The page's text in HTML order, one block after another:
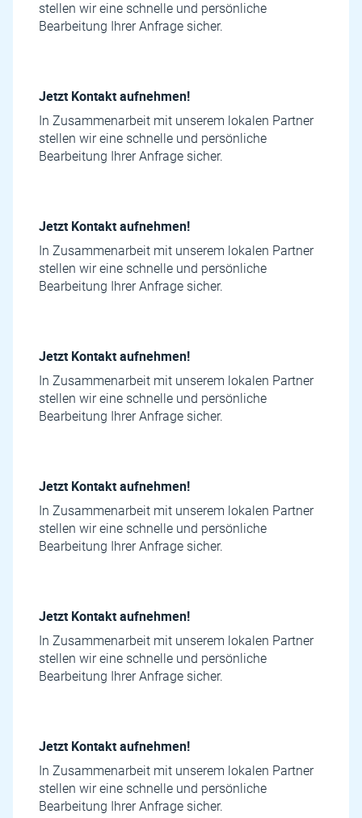
stellen wir eine schnelle und persönliche
Bearbeitung Ihrer Anfrage sicher.
Jetzt Kontakt aufnehmen!
In Zusammenarbeit mit unserem lokalen Partner
stellen wir eine schnelle und persönliche
Bearbeitung Ihrer Anfrage sicher.
Jetzt Kontakt aufnehmen!
In Zusammenarbeit mit unserem lokalen Partner
stellen wir eine schnelle und persönliche
Bearbeitung Ihrer Anfrage sicher.
Jetzt Kontakt aufnehmen!
In Zusammenarbeit mit unserem lokalen Partner
stellen wir eine schnelle und persönliche
Bearbeitung Ihrer Anfrage sicher.
Jetzt Kontakt aufnehmen!
In Zusammenarbeit mit unserem lokalen Partner
stellen wir eine schnelle und persönliche
Bearbeitung Ihrer Anfrage sicher.
Jetzt Kontakt aufnehmen!
In Zusammenarbeit mit unserem lokalen Partner
stellen wir eine schnelle und persönliche
Bearbeitung Ihrer Anfrage sicher.
Jetzt Kontakt aufnehmen!
In Zusammenarbeit mit unserem lokalen Partner
stellen wir eine schnelle und persönliche
Bearbeitung Ihrer Anfrage sicher.